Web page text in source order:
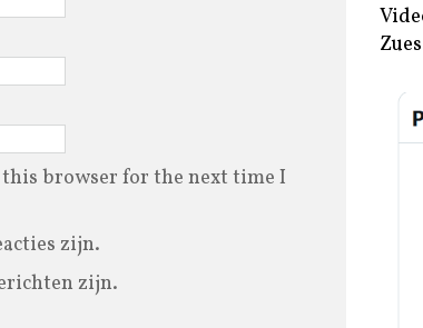
this browser for the next time I
zijn.
zijn.